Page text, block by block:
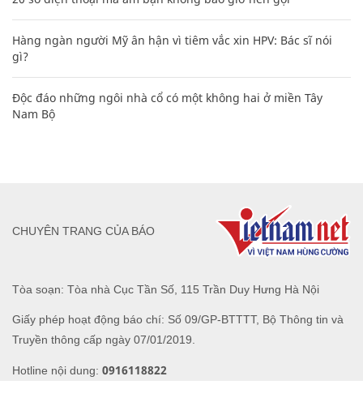
Hàng ngàn người Mỹ ân hận vì tiêm vắc xin HPV: Bác sĩ nói
gì?
Độc đáo những ngôi nhà cổ có một không hai ở miền Tây
Nam Bộ
Tòa soạn: Tòa nhà Cục Tần Số, 115 Trần Duy Hưng Hà Nội
Giấy phép hoạt động báo chí: Số 09/GP-BTTTT, Bộ Thông tin và
Truyền thông cấp ngày 07/01/2019.
Hotline nội dung: 0916118822
CHUYÊN TRANG CỦA BÁO